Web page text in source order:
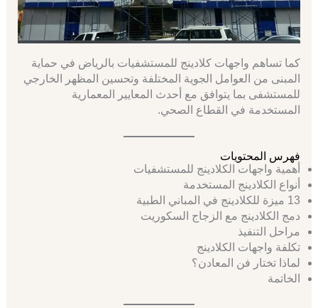
كما تساهم واجهات كلادينج للمستشفيات بالرياض في حماية
المبنى من العوامل الجوية المختلفة وتحسين المظهر الخارجي
للمستشفى بما يتوافق مع أحدث المعايير المعمارية
المستخدمة في القطاع الصحي.
فهرس المحتويات
أهمية واجهات الكلادينج للمستشفيات
أنواع الكلادينج المستخدمة
13 ميزة للكلادينج في المباني الطبية
دمج الكلادينج مع الزجاج السكوريت
مراحل التنفيذ
تكلفة واجهات الكلادينج
لماذا تختار فن المعادن؟
الخاتمة